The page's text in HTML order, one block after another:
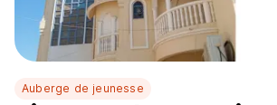
Auberge de jeunesse